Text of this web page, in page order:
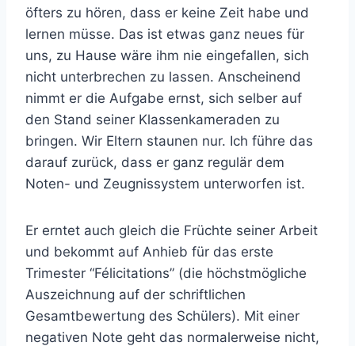
öfters zu hören, dass er keine Zeit habe und
lernen müsse. Das ist etwas ganz neues für
uns, zu Hause wäre ihm nie eingefallen, sich
nicht unterbrechen zu lassen. Anscheinend
nimmt er die Aufgabe ernst, sich selber auf
den Stand seiner Klassenkameraden zu
bringen. Wir Eltern staunen nur. Ich führe das
darauf zurück, dass er ganz regulär dem
Noten- und Zeugnissystem unterworfen ist.
Er erntet auch gleich die Früchte seiner Arbeit
und bekommt auf Anhieb für das erste
Trimester “Félicitations” (die höchstmögliche
Auszeichnung auf der schriftlichen
Gesamtbewertung des Schülers). Mit einer
negativen Note geht das normalerweise nicht,